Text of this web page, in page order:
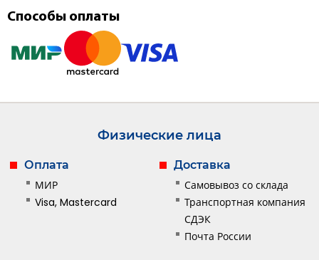
Способы оплаты
Физические лица
Оплата
МИР
Visa, Mastercard
Доставка
Самовывоз со склада
Транспортная компания
СДЭК
Почта России